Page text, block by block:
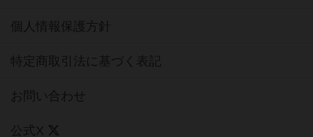
個人情報保護方針
特定商取引法に基づく表記
お問い合わせ
公式X